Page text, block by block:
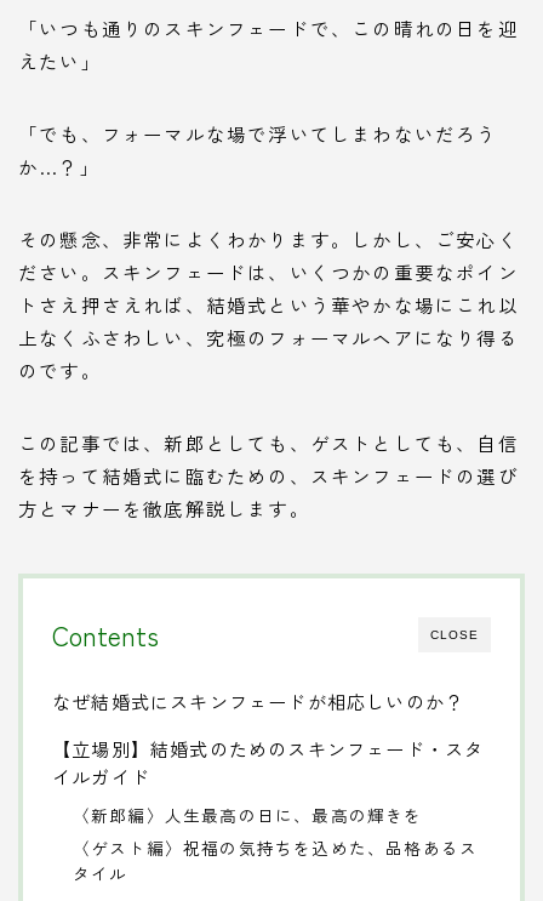
「いつも通りのスキンフェードで、この晴れの日を迎
えたい」
「でも、フォーマルな場で浮いてしまわないだろう
か…？」
その懸念、非常によくわかります。しかし、ご安心く
ださい。スキンフェードは、いくつかの重要なポイン
トさえ押さえれば、結婚式という華やかな場にこれ以
上なくふさわしい、究極のフォーマルヘアになり得る
のです。
この記事では、新郎としても、ゲストとしても、自信
を持って結婚式に臨むための、スキンフェードの選び
方とマナーを徹底解説します。
CLOSE
Contents
なぜ結婚式にスキンフェードが相応しいのか？
【立場別】結婚式のためのスキンフェード・スタ
イルガイド
〈新郎編〉人生最高の日に、最高の輝きを
〈ゲスト編〉祝福の気持ちを込めた、品格あるス
タイル